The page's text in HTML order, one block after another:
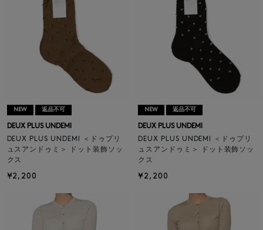
NEW 返品不可
DEUX PLUS UNDEMI
DEUX PLUS UNDEMI ＜ドゥプリ
ュスアンドゥミ＞ ドット装飾ソッ
クス
¥2,200
NEW 返品不可
DEUX PLUS UNDEMI
DEUX PLUS UNDEMI ＜ドゥプリ
ュスアンドゥミ＞ ドット装飾ソッ
クス
¥2,200